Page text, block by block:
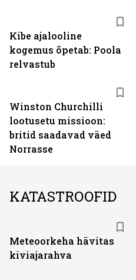
Kibe ajalooline
kogemus õpetab: Poola
relvastub
Winston Churchilli
lootusetu missioon:
britid saadavad väed
Norrasse
KATASTROOFID
Meteoorkeha hävitas
kiviajarahva